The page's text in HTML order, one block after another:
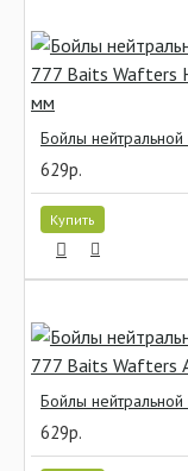
629р.
Купить
629р.